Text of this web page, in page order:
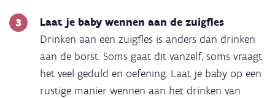
Laat je baby wennen aan de zuigfles
Drinken aan een zuigfles is anders dan drinken
aan de borst. Soms gaat dit vanzelf, soms vraagt
het veel geduld en oefening. Laat je baby op een
rustige manier wennen aan het drinken van